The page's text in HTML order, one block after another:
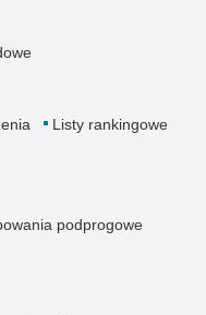
Listy rankingowe
podprogowe